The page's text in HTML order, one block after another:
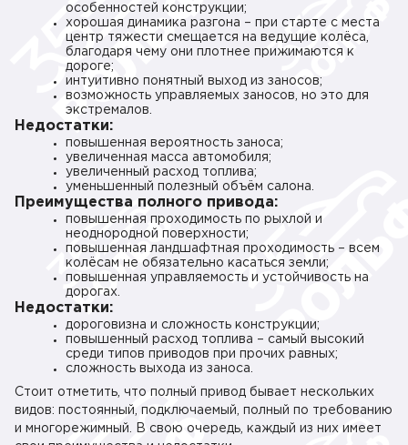
особенностей конструкции;
хорошая динамика разгона – при старте с места
центр тяжести смещается на ведущие колёса,
благодаря чему они плотнее прижимаются к
дороге;
интуитивно понятный выход из заносов;
возможность управляемых заносов, но это для
экстремалов.
Недостатки:
повышенная вероятность заноса;
увеличенная масса автомобиля;
увеличенный расход топлива;
уменьшенный полезный объём салона.
Преимущества полного привода:
повышенная проходимость по рыхлой и
неоднородной поверхности;
повышенная ландшафтная проходимость – всем
колёсам не обязательно касаться земли;
повышенная управляемость и устойчивость на
дорогах.
Недостатки:
дороговизна и сложность конструкции;
повышенный расход топлива – самый высокий
среди типов приводов при прочих равных;
сложность выхода из заноса.
Стоит отметить, что полный привод бывает нескольких
видов: постоянный, подключаемый, полный по требованию
и многорежимный. В свою очередь, каждый из них имеет